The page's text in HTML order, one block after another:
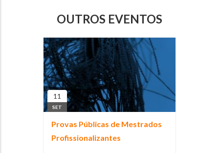
OUTROS EVENTOS
11
SET
Provas Públicas de Mestrados
Profissionalizantes